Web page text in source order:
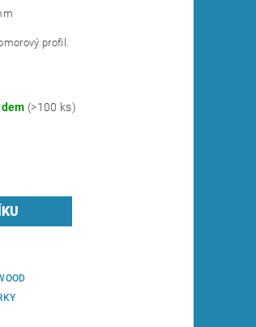
profil.
(>100 ks)